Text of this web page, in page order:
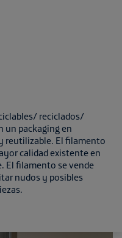
reciclados/
un packaging en
reutilizable. El filamento
calidad existente en
El filamento se vende
nudos y posibles